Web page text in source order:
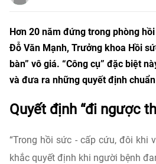
Hơn 20 năm đứng trong phòng
Đỗ Văn Mạnh, Trưởng khoa Hồi
bàn” vô giá. “Công cụ” đặc biệt
và đưa ra những quyết định
Quyết định “đi ngược
“Trong hồi sức - cấp cứu, đôi khi
khắc quyết định khi người bệnh